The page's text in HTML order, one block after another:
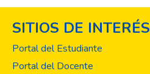
SITIOS DE INTERÉS
Portal del Estudiante
Portal del Docente